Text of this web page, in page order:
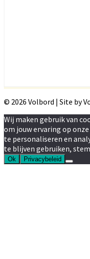
© 2026 Volbord | Site by
Wij maken gebruik van
om jouw ervaring op
te personaliseren en
te blijven gebruiken,
Ok Privacybeleid